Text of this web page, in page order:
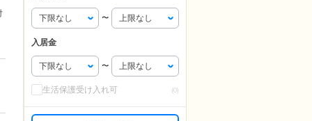
〜
入居金
〜
生活保護受け入れ可 (0)